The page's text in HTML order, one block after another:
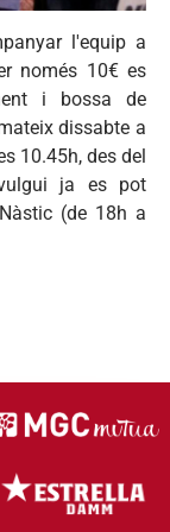
l'equip a
només 10€ es
i bossa de
dissabte a
10.45h, des del
ja espot
Nàstic (de 18h a